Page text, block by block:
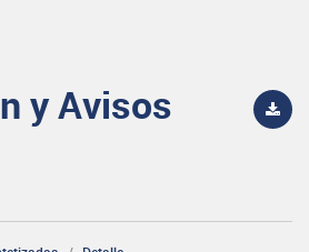
y Avisos